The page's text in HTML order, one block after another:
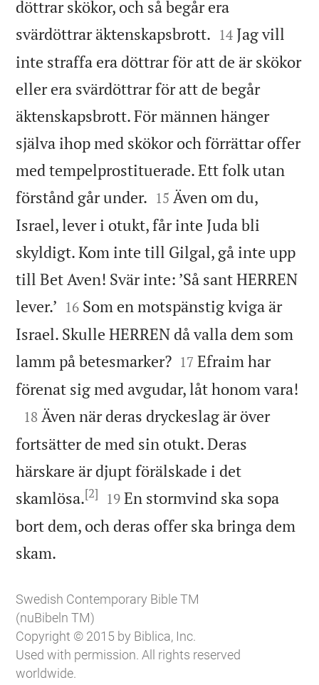
döttrar skökor, och så begår era
svärdöttrar äktenskapsbrott. 

14 Jag vill
inte straffa era döttrar för att de är skökor
eller era svärdöttrar för att de begår
äktenskapsbrott. För männen hänger
själva ihop med skökor och förrättar offer
med tempelprostituerade. Ett folk utan
förstånd går under. 

15 Även om du,
Israel, lever i otukt, får inte Juda bli
skyldigt. Kom inte till Gilgal, gå inte upp
till Bet Aven! Svär inte: ’Så sant HERREN
lever.’ 

16 Som en motspänstig kviga är
Israel. Skulle HERREN då valla dem som
lamm på betesmarker?
17 Efraim har
förenat sig med avgudar, låt honom vara!

18 Även när deras dryckeslag är över
fortsätter de med sin otukt. Deras
härskare är djupt förälskade i det
skamlösa.[2] 

19 En stormvind ska sopa
bort dem, och deras offer ska bringa dem
skam.
Swedish Contemporary Bible TM
(nuBibeln TM)
Copyright © 2015 by Biblica, Inc.
Used with permission. All rights reserved
worldwide.